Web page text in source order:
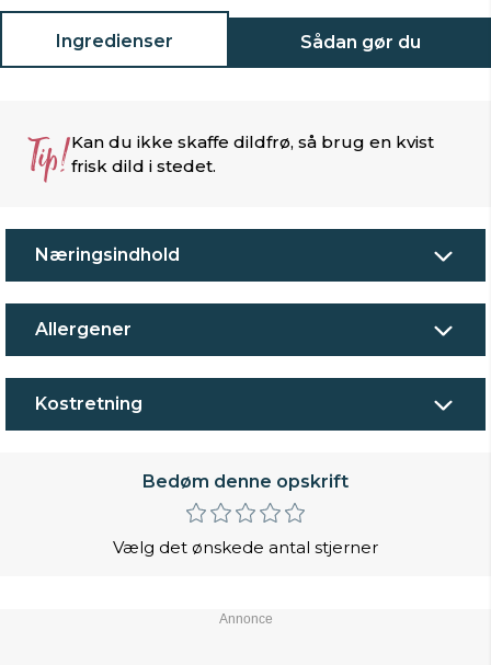
Ingredienser Sådan gør du
Tip!Kan du ikke skaffe dildfrø, så brug en kvist
frisk dild i stedet.
Næringsindhold
Allergener
Kostretning
Bedøm denne opskrift
Vælg det ønskede antal stjerner